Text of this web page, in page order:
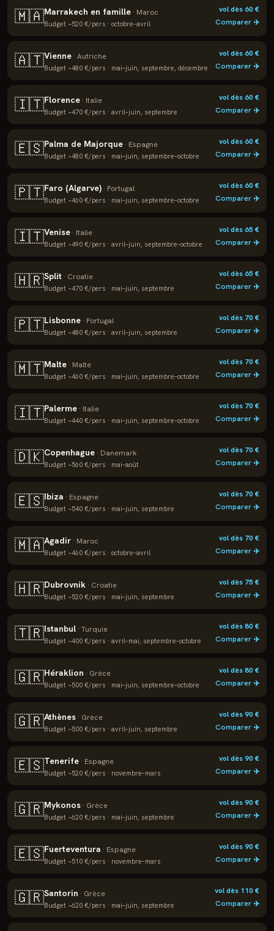
🇲🇦Marrakech en famille · Maroc
Budget ~520 €/pers · octobre–avril
vol dès60€
Comparer ✈️
🇦🇹Vienne · Autriche
Budget ~480 €/pers · mai–juin, septembre, décembre
vol dès60€
Comparer ✈️
🇮🇹Florence · Italie
Budget ~470 €/pers · avril–juin, septembre
vol dès60€
Comparer ✈️
🇪🇸Palma de Majorque · Espagne
Budget ~480 €/pers · mai–juin, septembre–octobre
vol dès60€
Comparer ✈️
🇵🇹Faro (Algarve) · Portugal
Budget ~460 €/pers · mai–juin, septembre–octobre
vol dès60€
Comparer ✈️
🇮🇹Venise · Italie
Budget ~490 €/pers · avril–juin, septembre–octobre
vol dès65 €
Comparer ✈️
🇭🇷Split · Croatie
Budget ~470 €/pers · mai–juin, septembre
vol dès65 €
Comparer ✈️
🇵🇹Lisbonne · Portugal
Budget ~480 €/pers · avril–juin, septembre
vol dès 70€
Comparer ✈️
🇲🇹Malte · Malte
Budget ~460 €/pers · mai–juin, septembre–octobre
vol dès 70€
Comparer ✈️
🇮🇹Palerme · Italie
Budget ~440 €/pers · mai–juin, septembre–octobre
vol dès 70€
Comparer ✈️
🇩🇰Copenhague · Danemark
Budget ~560 €/pers · mai–août
vol dès 70€
Comparer ✈️
🇪🇸Ibiza · Espagne
Budget ~540 €/pers · mai–juin, septembre
vol dès 70€
Comparer ✈️
🇲🇦Agadir · Maroc
Budget ~460 €/pers · octobre–avril
vol dès 70€
Comparer ✈️
🇭🇷Dubrovnik · Croatie
Budget ~520 €/pers · mai–juin, septembre
vol dès 75 €
Comparer ✈️
🇹🇷Istanbul · Turquie
Budget ~400 €/pers · avril–mai, septembre–octobre
vol dès80€
Comparer ✈️
🇬🇷Héraklion · Grèce
Budget ~500 €/pers · mai–juin, septembre–octobre
vol dès80€
Comparer ✈️
🇬🇷Athènes · Grèce
Budget ~500 €/pers · avril–juin, septembre
vol dès90€
Comparer ✈️
🇪🇸Tenerife · Espagne
Budget ~520 €/pers · novembre–mars
vol dès90€
Comparer ✈️
🇬🇷Mykonos · Grèce
Budget ~620 €/pers · mai–juin, septembre
vol dès90€
Comparer ✈️
🇪🇸Fuerteventura · Espagne
Budget ~510 €/pers · novembre–mars
vol dès90€
Comparer ✈️
🇬🇷Santorin · Grèce
Budget ~620 €/pers · mai–juin, septembre
vol dès 110€
Comparer ✈️